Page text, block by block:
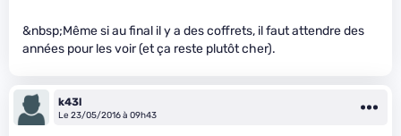
&nbsp;Même si au final il y a des coffrets, il faut attendre des
années pour les voir (et ça reste plutôt cher).
k43l
Le 23/05/2016 à 09h43